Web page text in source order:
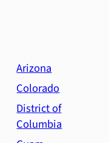
Arizona
Colorado
District of
Columbia